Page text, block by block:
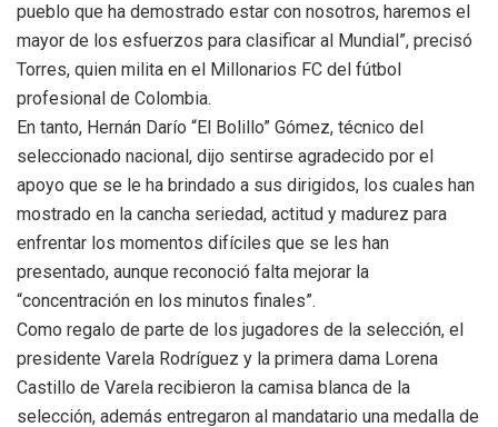
pueblo que ha demostrado estar con nosotros, haremos el
mayor de los esfuerzos para clasificar al Mundial”, precisó
Torres, quien milita en el Millonarios FC del fútbol
profesional de Colombia.
En tanto, Hernán Darío “El Bolillo” Gómez, técnico del
seleccionado nacional, dijo sentirse agradecido por el
apoyo que se le ha brindado a sus dirigidos, los cuales han
mostrado en la cancha seriedad, actitud y madurez para
enfrentar los momentos difíciles que se les han
presentado, aunque reconoció falta mejorar la
“concentración en los minutos finales”.
Como regalo de parte de los jugadores de la selección, el
presidente Varela Rodríguez y la primera dama Lorena
Castillo de Varela recibieron la camisa blanca de la
selección, además entregaron al mandatario una medalla de